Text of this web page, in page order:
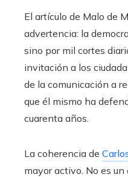
El artículo de Malo de
advertencia: la
sino por mil cortes
invitación a los
de la comunicación a
que él mismo ha
cuarenta años.
La coherencia de
mayor activo. No es